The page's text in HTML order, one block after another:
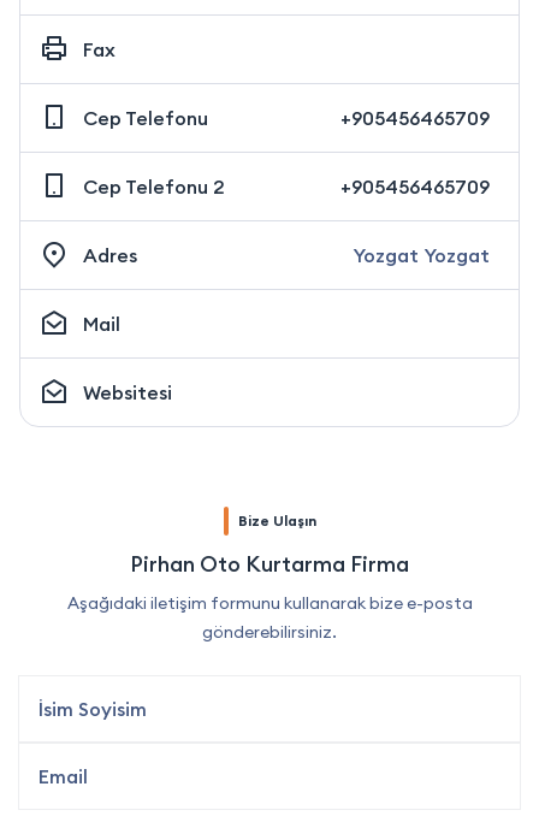
Fax
Cep Telefonu +905456465709
Cep Telefonu 2 +905456465709
Adres Yozgat Yozgat
Mail
Websitesi
Bize Ulaşın
Pirhan Oto Kurtarma Firma
Aşağıdaki iletişim formunu kullanarak bize e-posta
gönderebilirsiniz.